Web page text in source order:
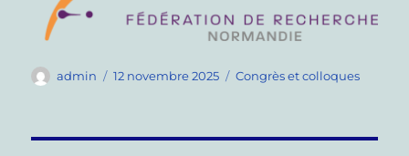
Auteur
admin
Publié
12 novembre 2025 Catégories
Congrès et colloques